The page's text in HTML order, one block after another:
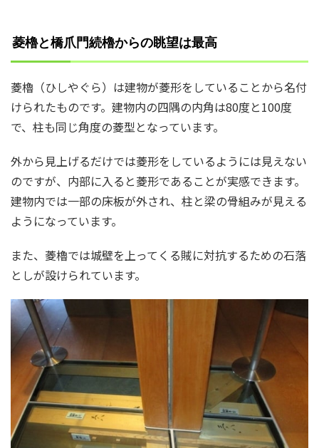
菱櫓と橋爪門続櫓からの眺望は最高
菱櫓（ひしやぐら）は建物が菱形をしていることから名付
けられたものです。建物内の四隅の内角は80度と100度
で、柱も同じ角度の菱型となっています。
外から見上げるだけでは菱形をしているようには見えない
のですが、内部に入ると菱形であることが実感できます。
建物内では一部の床板が外され、柱と梁の骨組みが見える
ようになっています。
また、菱櫓では城壁を上ってくる賊に対抗するための石落
としが設けられています。